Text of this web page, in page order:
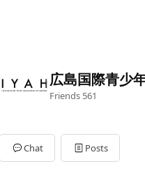
広島国際青少
Friends 561
Chat Posts